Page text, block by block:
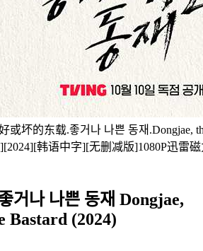
或坏的东载.좋거나 나쁜 동재.Dongjae,
韩语中字][无删减版]1080P迅雷
거나 나쁜 동재 Dongjae,
Bastard (2024)